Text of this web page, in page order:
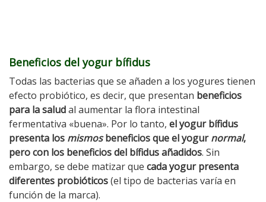
Beneficios del yogur bífidus
Todas las bacterias que se añaden a los yogures tienen
efecto probiótico, es decir, que presentan beneficios
para la saludal aumentar la flora intestinal
fermentativa «buena». Por lo tanto, el yogur bífidus
presenta los mismosbeneficios que el yogurnormal,
pero con los beneficios del bífidus añadidos. Sin
embargo, se debe matizar que cada yogur presenta
diferentes probióticos(el tipo de bacterias varía en
función de la marca).